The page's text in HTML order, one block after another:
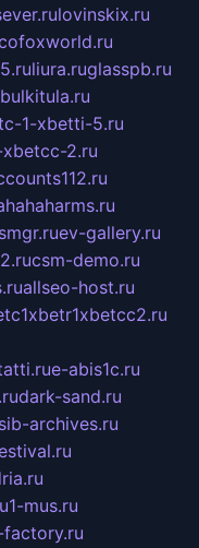
lovinskix.ru
liura.ruglasspb.ru
bulkitula.ru
1-xbetti-5.ru
2.ru
ev-gallery.ru
csm-demo.ru
allseo-host.ru
e-abis1c.ru
dark-sand.ru
sib-archives.ru
1-mus.ru
factory.ru